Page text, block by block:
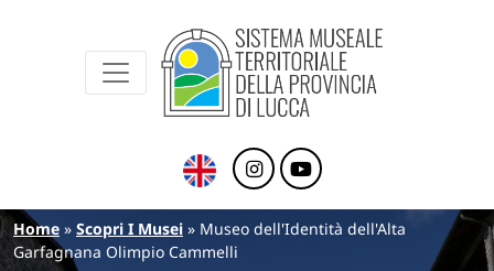
Sistema Museale Territoriale della
Briciole di pane
Home Scopri I Musei
Museo dell'Identità dell'Alta
Garfagnana Olimpio Cammelli